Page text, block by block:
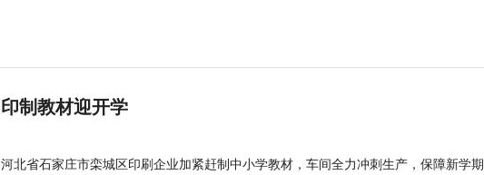
印制教材迎开学
河北省石家庄市栾城区印刷企业加紧赶制中小学教材，车间全力冲刺生产，保障新学